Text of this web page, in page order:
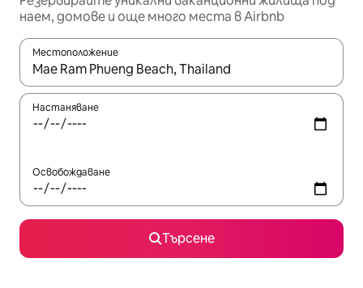
наем, домове и още много места в Airbnb
Местоположение
Когато резултатите се покажат, използвайте
Настаняване
Освобождаване
Търсене